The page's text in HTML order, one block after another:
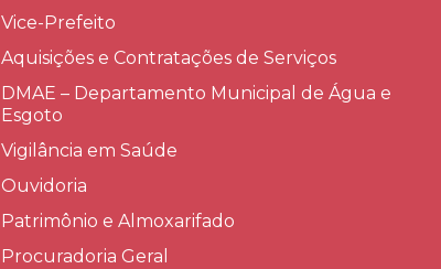
Vice-Prefeito
Aquisições e Contratações de Serviços​
DMAE – Departamento Municipal de Água e
Esgoto
Vigilância em Saúde
Ouvidoria
Patrimônio e Almoxarifado
Procuradoria Geral